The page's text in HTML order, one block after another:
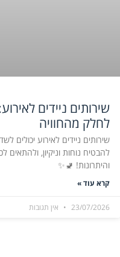
שירותים ניידים
לחלק מהחוויה
שירותים ניידים לאירוע יכולים
להבטיח נוחות וניקיון, ולהתאים
והיתרונות! 🚽✨
קרא עוד »
23/07/2026 אין תגובות